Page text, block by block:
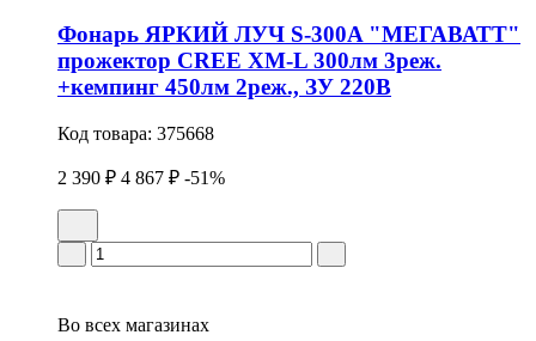
Фонарь ЯРКИЙ ЛУЧ S-300A "МЕГАВАТТ"
прожектор CREE XM-L 300лм 3реж.
+кемпинг 450лм 2реж., ЗУ 220В
Код товара: 375668
2 390 ₽ 4 867 ₽ -51%
Во всех магазинах